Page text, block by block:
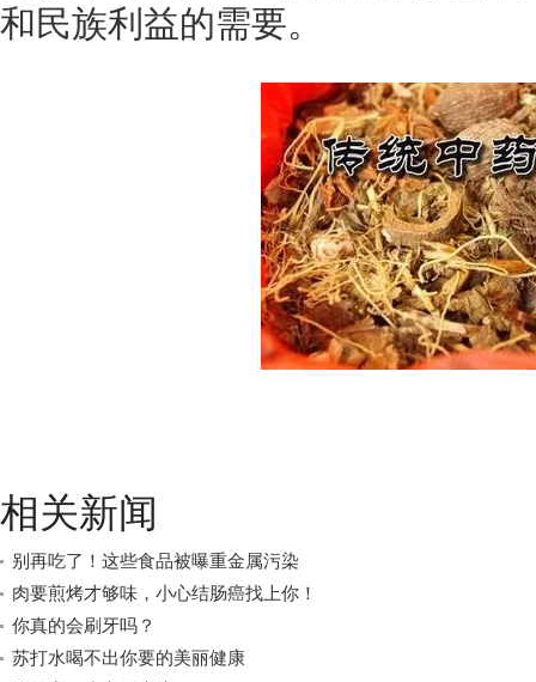
和民族利益的需要。
相关新闻
别再吃了！这些食品被曝重金属污染
肉要煎烤才够味，小心结肠癌找上你！
你真的会刷牙吗？
苏打水喝不出你要的美丽健康